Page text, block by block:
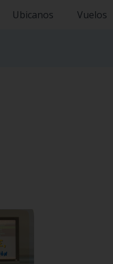
Ubicanos Vuelos